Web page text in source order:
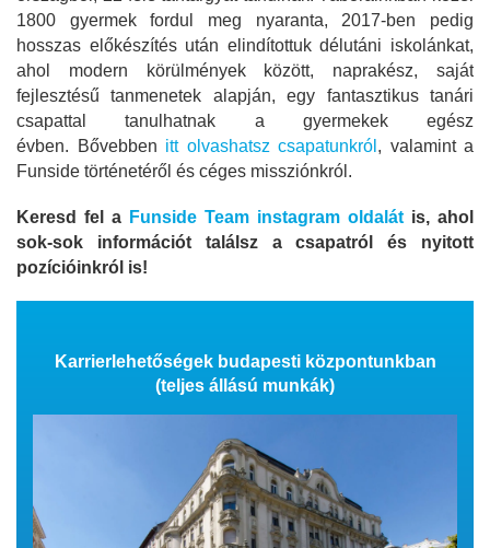
1800 gyermek fordul meg nyaranta, 2017-ben pedig
hosszas előkészítés után elindítottuk délutáni iskolánkat,
ahol modern körülmények között, naprakész, saját
fejlesztésű tanmenetek alapján, egy fantasztikus tanári
csapattal tanulhatnak a gyermekek egész
évben. Bővebben itt olvashatsz csapatunkról , valamint a
Funside történetéről és céges missziónkról.
Keresd fel a Funside Team instagram oldalát is, ahol
sok-sok információt találsz a csapatról és nyitott
pozícióinkról is!
Karrierlehetőségek budapesti központunkban
(teljes állású munkák)